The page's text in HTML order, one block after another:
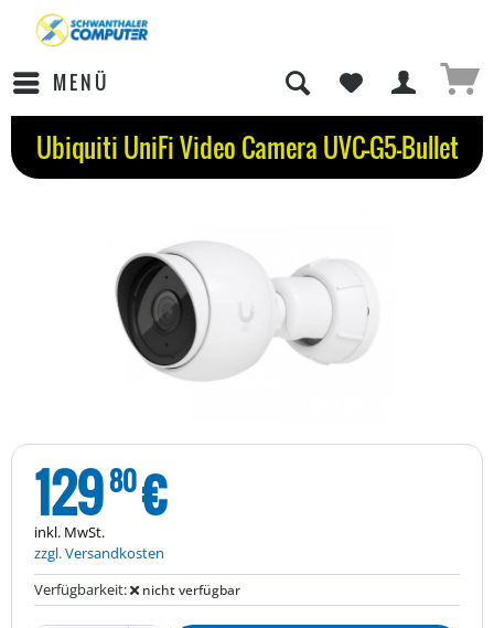
MENÜ
Ubiquiti UniFi Video Camera UVC-G5-Bullet
12980€
inkl. MwSt.
zzgl. Versandkosten
Verfügbarkeit:
nicht verfügbar